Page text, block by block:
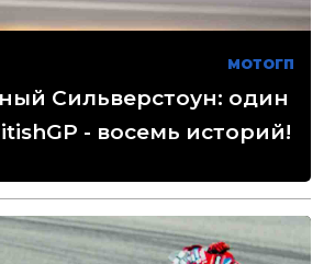
МОТОГП
Сильверстоун: один
- восемь историй!